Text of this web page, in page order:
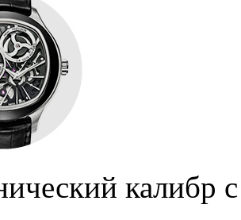
калибр